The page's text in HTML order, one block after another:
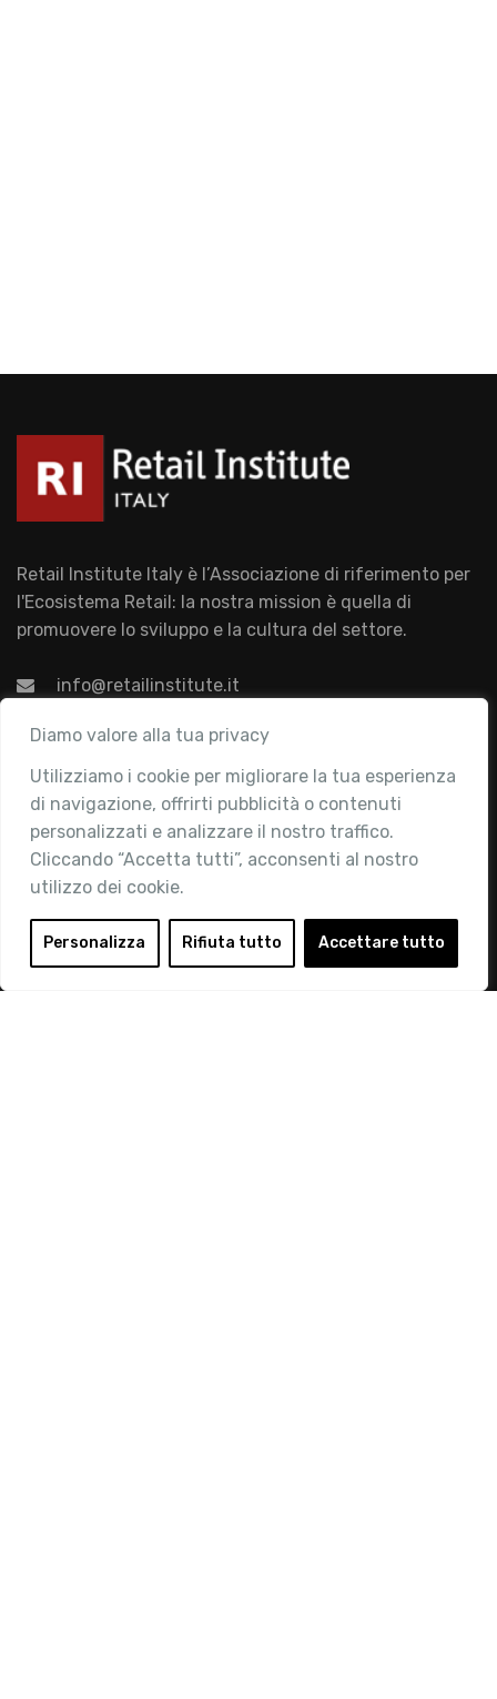
Diamo valore alla tua privacy
Utilizziamo i cookie per migliorare la tua esperienza
di navigazione, offrirti pubblicità o contenuti
personalizzati e analizzare il nostro traffico.
Cliccando “Accetta tutti”, acconsenti al nostro
utilizzo dei cookie.
Personalizza Rifiuta tutto Accettare tutto
Retail Institute Italy è l’Associazione di riferimento per
l'Ecosistema Retail: la nostra mission è quella di
promuovere lo sviluppo e la cultura del settore.
info@retailinstitute.it
Associazione
Chi siamo
Attività
Contatti
Area Riservata
Login
Diventa Socio